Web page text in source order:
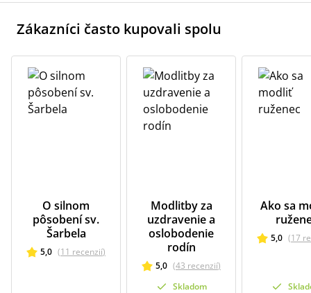
Zákazníci často kupovali spolu
O silnom
pôsobení sv.
Šarbela
5,0 (11 recenzií)
Modlitby za
uzdravenie a
oslobodenie
rodín
5,0 (43 recenzií)
Skladom
Ako sa
5,0 (17